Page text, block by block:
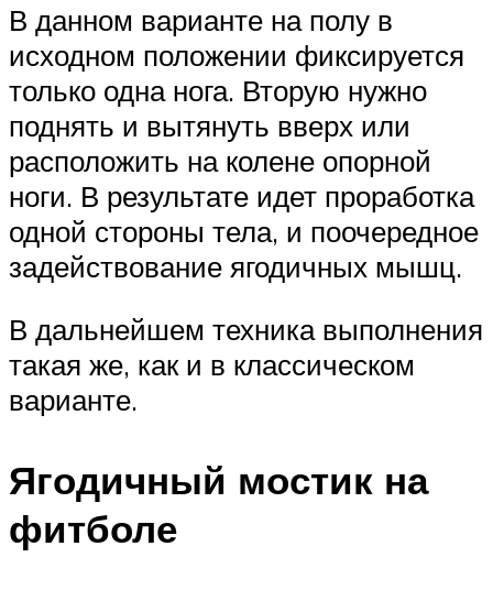
В данном варианте на полу в
исходном положении фиксируется
только одна нога. Вторую нужно
поднять и вытянуть вверх или
расположить на колене опорной
ноги. В результате идет проработка
одной стороны тела, и поочередное
задействование ягодичных мышц.
В дальнейшем техника выполнения
такая же, как и в классическом
варианте.
Ягодичный мостик на
фитболе